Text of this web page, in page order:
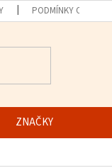
PODMÍNKY
ZNAČKY